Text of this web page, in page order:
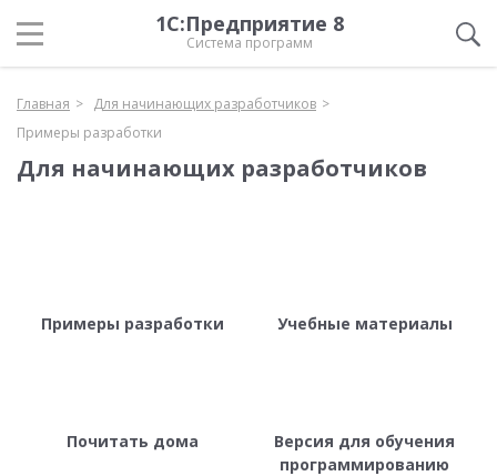
1С:Предприятие 8
Система программ
Главная
Для начинающих разработчиков
Примеры разработки
Для начинающих разработчиков
Примеры разработки Учебные материалы
Почитать дома
Версия для обучения
программированию